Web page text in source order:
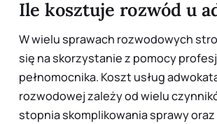
Ile kosztuje rozwód u
W wielu sprawach rozwodowych
się na skorzystanie z pomocy
pełnomocnika. Koszt usług
rozwodowej zależy od wielu
stopnia skomplikowania sprawy